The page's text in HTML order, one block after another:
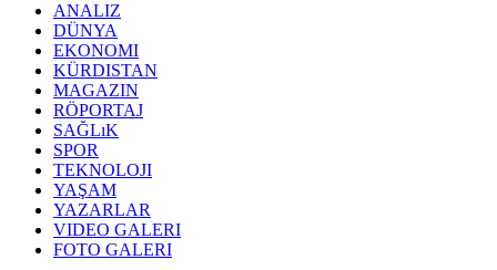
ANALIZ
DÜNYA
EKONOMI
KÜRDISTAN
MAGAZIN
RÖPORTAJ
SAĞLıK
SPOR
TEKNOLOJI
YAŞAM
YAZARLAR
VIDEO GALERI
FOTO GALERI